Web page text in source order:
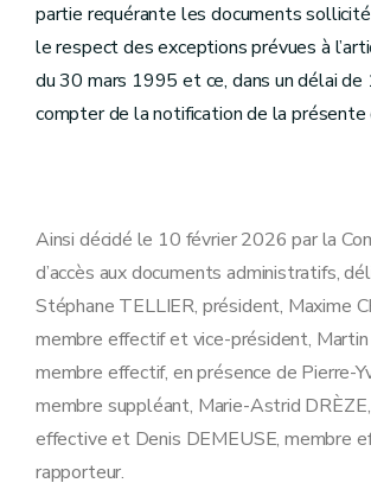
partie requérante les documents
le respect des exceptions prévues à
du 30 mars 1995 et ce, dans un délai de
compter de la notification de la présente
Ainsi décidé le 10 février 2026 par la
d’accès aux documents administratifs,
Stéphane TELLIER, président, Maxime
membre effectif et vice-président,
membre effectif, en présence de Pierre-
membre suppléant, Marie-Astrid
effective et Denis DEMEUSE, membre
rapporteur.